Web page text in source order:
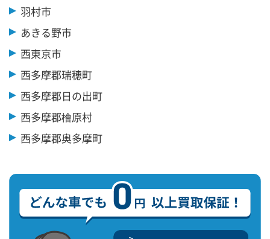
羽村市
あきる野市
西東京市
西多摩郡瑞穂町
西多摩郡日の出町
西多摩郡檜原村
西多摩郡奥多摩町